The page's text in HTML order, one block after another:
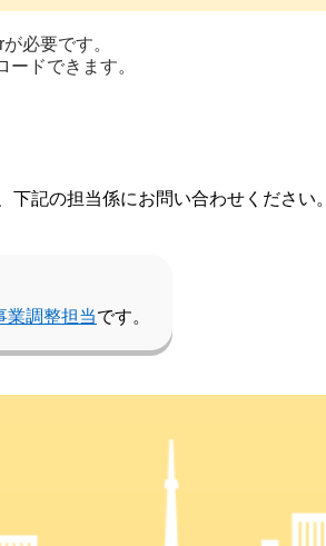
必要です。
ドできます。
記の担当係にお問い合わせください。
業調整担当です。